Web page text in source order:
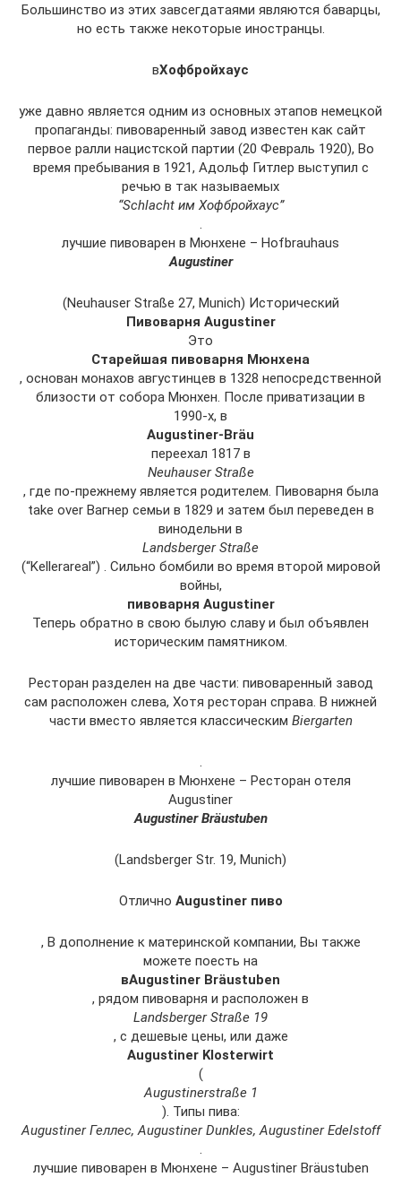
Большинство из этих завсегдатаями являются баварцы,
но есть также некоторые иностранцы.
вХофбройхаус
уже давно является одним из основных этапов немецкой
пропаганды: пивоваренный завод известен как сайт
первое ралли нацистской партии (20 Февраль 1920), Во
время пребывания в 1921, Адольф Гитлер выступил с
речью в так называемых
“Schlacht им Хофбройхаус”
.
лучшие пивоварен в Мюнхене – Hofbrauhaus
Augustiner
(Neuhauser Straße 27, Munich) Исторический
Пивоварня Augustiner
Это
Старейшая пивоварня Мюнхена
, основан монахов августинцев в 1328 непосредственной
близости от собора Мюнхен. После приватизации в
1990-х, в
Augustiner-Bräu
переехал 1817 в
Neuhauser Straße
, где по-прежнему является родителем. Пивоварня была
take over Вагнер семьи в 1829 и затем был переведен в
винодельни в
Landsberger Straße
(“Kellerareal”) . Сильно бомбили во время второй мировой
войны,
пивоварня Augustiner
Теперь обратно в свою былую славу и был объявлен
историческим памятником.
Ресторан разделен на две части: пивоваренный завод
сам расположен слева, Хотя ресторан справа. В нижней
части вместо является классическим Biergarten
.
лучшие пивоварен в Мюнхене – Ресторан отеля
Augustiner
Augustiner Bräustuben
(Landsberger Str. 19, Munich)
Отлично Augustiner пиво
, В дополнение к материнской компании, Вы также
можете поесть на
вAugustiner Bräustuben
, рядом пивоварня и расположен в
Landsberger Straße 19
, с дешевые цены, или даже
Augustiner Klosterwirt
(
Augustinerstraße 1
). Типы пива:
Augustiner Геллес, Augustiner Dunkles, Augustiner Edelstoff
.
лучшие пивоварен в Мюнхене – Augustiner Bräustuben